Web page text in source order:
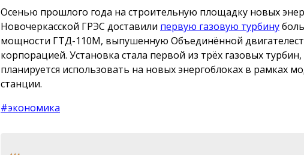
Осенью прошлого года на строительную площадку новых
Новочеркасской ГРЭС доставили первую газовую турбину
мощности ГТД-110М, выпушенную Объединённой
корпорацией. Установка стала первой из трёх газовых
планируется использовать на новых энергоблоках в рамках
станции.
#экономика